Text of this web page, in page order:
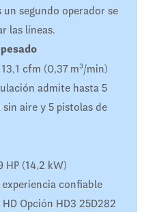
segundo operador se
las líneas.
cfm (0,37 m³/min)
admite hasta 5
aire y 5 pistolas de
HP (14,2 kW)
experiencia confiable
HD Opción HD3 25D282